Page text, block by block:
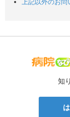
上記以外のお問
知